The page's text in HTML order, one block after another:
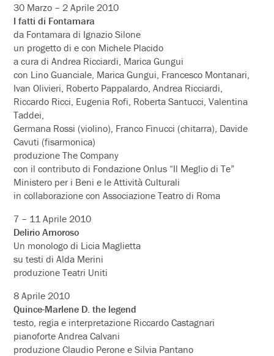
30 Marzo – 2 Aprile 2010
I fatti di Fontamara
da Fontamara di Ignazio Silone
un progetto di e con Michele Placido
a cura di Andrea Ricciardi, Marica Gungui
con Lino Guanciale, Marica Gungui, Francesco Montanari,
Ivan Olivieri, Roberto Pappalardo, Andrea Ricciardi,
Riccardo Ricci, Eugenia Rofi, Roberta Santucci, Valentina
Taddei,
Germana Rossi (violino), Franco Finucci (chitarra), Davide
Cavuti (fisarmonica)
produzione The Company
con il contributo di Fondazione Onlus “Il Meglio di Te”
Ministero per i Beni e le Attività Culturali
in collaborazione con Associazione Teatro di Roma
7 – 11 Aprile 2010
Delirio Amoroso
Un monologo di Licia Maglietta
su testi di Alda Merini
produzione Teatri Uniti
8 Aprile 2010
Quince-Marlene D. the legend
testo, regia e interpretazione Riccardo Castagnari
pianoforte Andrea Calvani
produzione Claudio Perone e Silvia Pantano